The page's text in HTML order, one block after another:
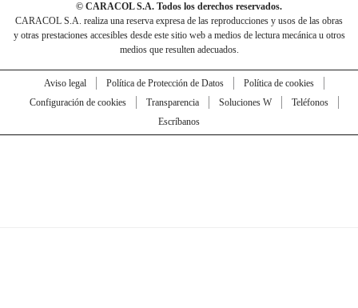
© CARACOL S.A. Todos los derechos reservados.
CARACOL S.A. realiza una reserva expresa de las reproducciones y usos de las obras
y otras prestaciones accesibles desde este sitio web a medios de lectura mecánica u otros
medios que resulten adecuados.
Aviso legal Política de Protección de Datos
Política de cookies
Configuración de cookies
Transparencia Soluciones W
Teléfonos
Escríbanos